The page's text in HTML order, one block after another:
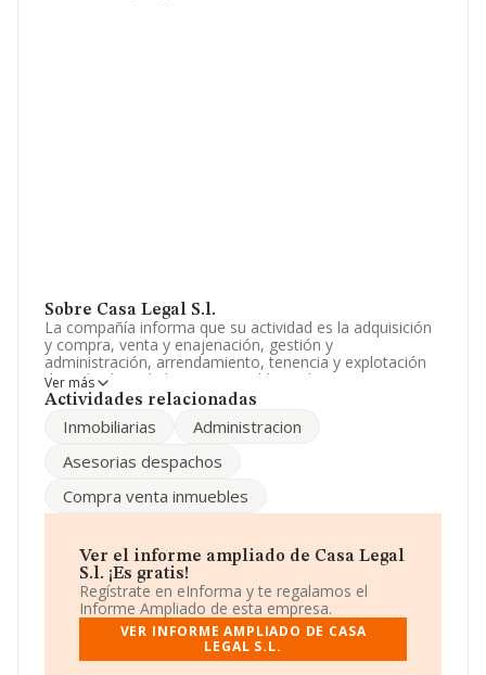
Sobre Casa Legal S.l.
La compañía informa que su actividad es la adquisición
y compra, venta y enajenación, gestión y
administración, arrendamiento, tenencia y explotación
de toda clase de bienes inmuebles; urbanos o rusticos,
edificaciones de todo tipo, complejos urbanisticos o re.
6812 - '%cnae%'. No realiza actividad de importación
La compañíaCasa Legal S.L, con NIF B92572056,
En base a la información de la que dispone INFORMA
sobre 231.218 compañías, a nivel nacional la facturación
asciende a 29.817 millones de euros y el promedio de la
facturación de ventas entre todas las compañías
asciende a los 128 mil euros. Teniendo en cuenta la
información sobre Málaga, en la base de datos de
Ver más
Actividades relacionadas
Inmobiliarias
Administracion
Asesorias despachos
Compra venta inmuebles
Ver el informe ampliado de Casa Legal
S.l. ¡Es gratis!
Regístrate en eInforma y te regalamos el
Informe Ampliado de esta empresa.
VER INFORME AMPLIADO DE CASA
LEGAL S.L.